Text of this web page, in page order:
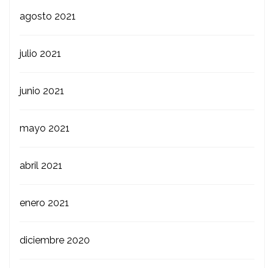
agosto 2021
julio 2021
junio 2021
mayo 2021
abril 2021
enero 2021
diciembre 2020